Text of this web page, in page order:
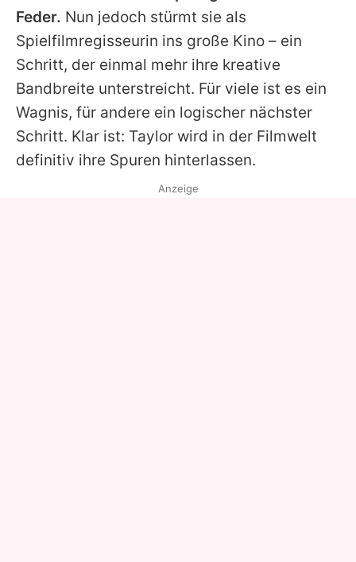
Feder. Nun jedoch stürmt sie als
Spielfilmregisseurin ins große Kino – ein
Schritt, der einmal mehr ihre kreative
Bandbreite unterstreicht. Für viele ist es ein
Wagnis, für andere ein logischer nächster
Schritt. Klar ist: Taylor wird in der Filmwelt
definitiv ihre Spuren hinterlassen.
Anzeige